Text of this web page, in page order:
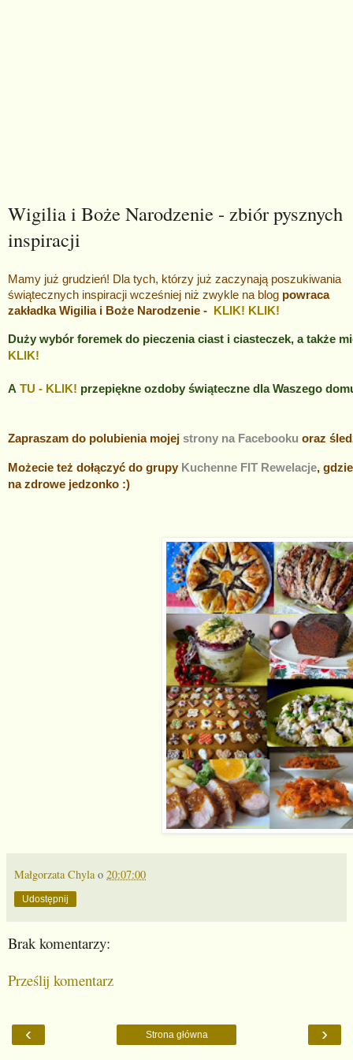
Wigilia i Boże Narodzenie - zbiór pysznych
inspiracji
Mamy już grudzień! Dla tych, którzy już zaczynają poszukiwania
świątecznych inspiracji wcześniej niż zwykle na blog powraca
zakładka Wigilia i Boże Narodzenie - KLIK! KLIK!
Duży wybór foremek do pieczenia ciast i ciasteczek, a także
KLIK!
A TU - KLIK! przepiękne ozdoby świąteczne dla Waszego
Zapraszam do polubienia mojej strony na Facebooku oraz
Możecie też dołączyć do grupy Kuchenne FIT Rewelacje,
na zdrowe jedzonko :)
Małgorzata Chyla o 20:07:00
Udostępnij
Brak komentarzy:
Prześlij komentarz
‹ ›
Strona główna